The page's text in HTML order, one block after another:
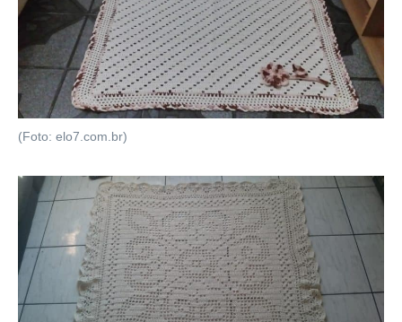
(Foto: elo7.com.br)